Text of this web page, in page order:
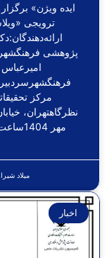
ایده ویژن»
ترویجی
پژوهشی
مرکز
میلاد
اخبار